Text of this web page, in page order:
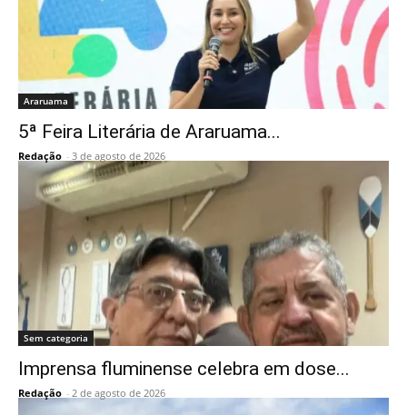
Araruama
5ª Feira Literária de Araruama...
Redação - 3 de agosto de 2026
Sem categoria
Imprensa fluminense celebra em dose...
Redação - 2 de agosto de 2026